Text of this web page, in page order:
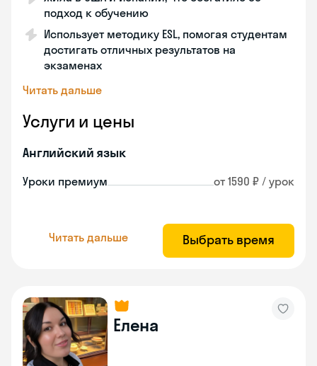
подход к обучению
Использует методику ESL, помогая студентам
достигать отличных результатов на
экзаменах
Читать дальше
Услуги и цены
Английский язык
Уроки премиум от 1590 ₽ / урок
Читать дальше Выбрать время
Елена